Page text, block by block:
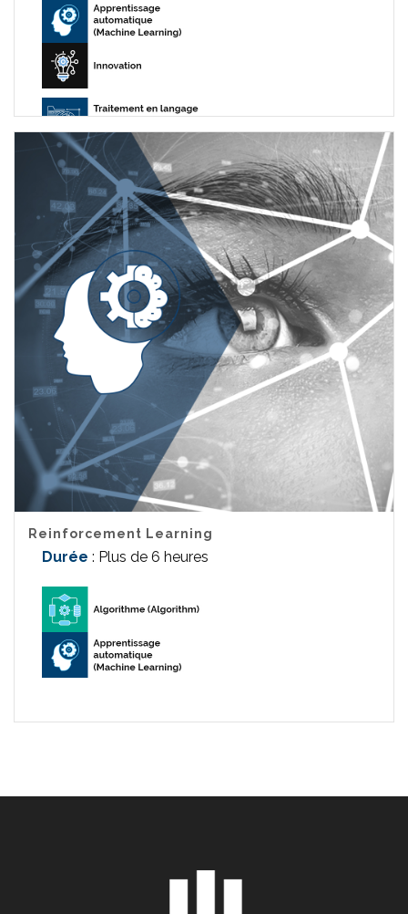
Reinforcement Learning
Durée : Plus de 6 heures